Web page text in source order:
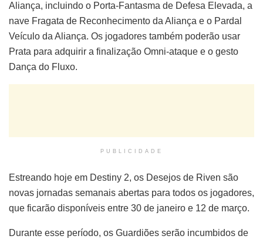
Aliança, incluindo o Porta-Fantasma de Defesa Elevada, a
nave Fragata de Reconhecimento da Aliança e o Pardal
Veículo da Aliança. Os jogadores também poderão usar
Prata para adquirir a finalização Omni-ataque e o gesto
Dança do Fluxo.
PUBLICIDADE
Estreando hoje em Destiny 2, os Desejos de Riven são
novas jornadas semanais abertas para todos os jogadores,
que ficarão disponíveis entre 30 de janeiro e 12 de março.
Durante esse período, os Guardiões serão incumbidos de